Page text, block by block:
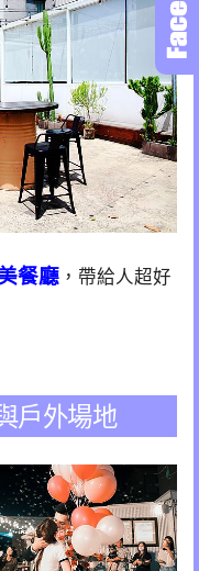
餐廳 ，帶給人超好
戶外場地